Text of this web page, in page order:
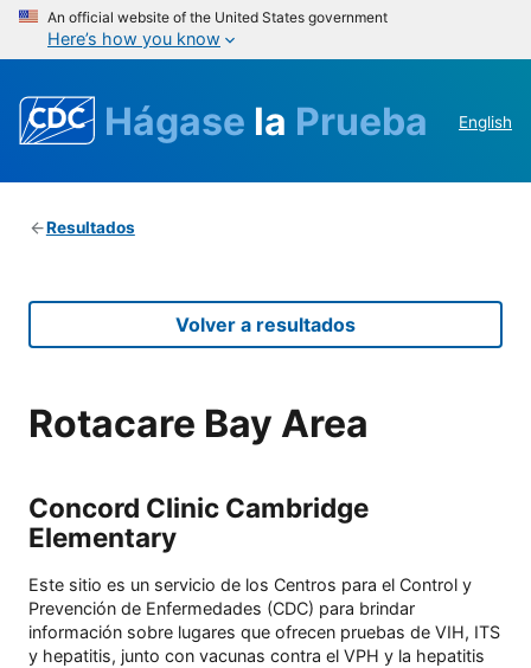
An official website of the United States government
Here’s how you know
Hágase la Prueba English
Resultados
Volver a resultados
Rotacare Bay Area
Concord Clinic Cambridge
Elementary
Este sitio es un servicio de los Centros para el Control y
Prevención de Enfermedades (CDC) para brindar
información sobre lugares que ofrecen pruebas de VIH, ITS
y hepatitis, junto con vacunas contra el VPH y la hepatitis